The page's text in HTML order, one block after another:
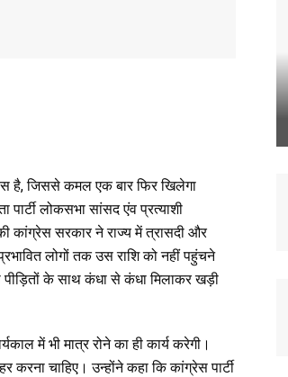
है, जिससे कमल एक बार फिर खिलेगा
लोकसभा सांसद एंव प्रत्याशी
कांग्रेस सरकार ने राज्य में त्रासदी और
लोगों तक उस राशि को नहीं पहुंचने
पीड़ितों के साथ कंधा से कंधा मिलाकर खड़ी
में भी मात्र रोने का ही कार्य करेगी।
चाहिए। उन्होंने कहा कि कांग्रेस पार्टी